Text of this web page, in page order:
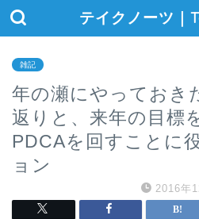
テイクノーツ｜
雑記
年の瀬にやっておき
返りと、来年の目標
PDCAを回すことに
ョン
2016年